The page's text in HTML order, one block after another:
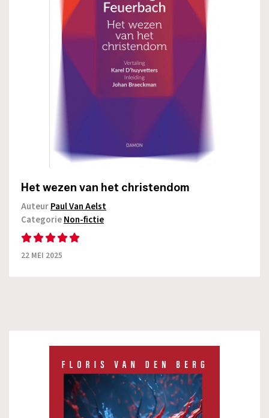
Het wezen van het christendom
AuteurPaul Van Aelst
CategorieNon-fictie
22 MEI 2025